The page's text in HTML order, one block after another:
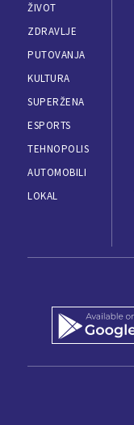
ŽIVOT
ZDRAVLJE
PUTOVANJA
KULTURA
SUPERŽENA
ESPORTS
TEHNOPOLIS
AUTOMOBILI
LOKAL